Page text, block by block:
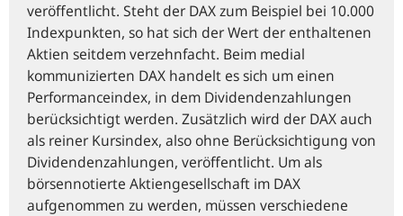
veröffentlicht. Steht der DAX zum Beispiel bei 10.000
Indexpunkten, so hat sich der Wert der enthaltenen
Aktien seitdem verzehnfacht. Beim medial
kommunizierten DAX handelt es sich um einen
Performanceindex, in dem Dividendenzahlungen
berücksichtigt werden. Zusätzlich wird der DAX auch
als reiner Kursindex, also ohne Berücksichtigung von
Dividendenzahlungen, veröffentlicht. Um als
börsennotierte Aktiengesellschaft im DAX
aufgenommen zu werden, müssen verschiedene